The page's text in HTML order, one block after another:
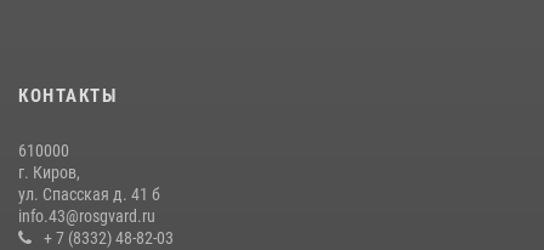
В Кирове и Кирово-Чепецке росгвардейцы задержали
подозреваемых в хулиганстве
19 июля 2026, 07:00
КОНТАКТЫ
610000
г. Киров,
ул. Спасская д. 41 б
info.43@rosgvard.ru
+ 7 (8332) 48-82-03